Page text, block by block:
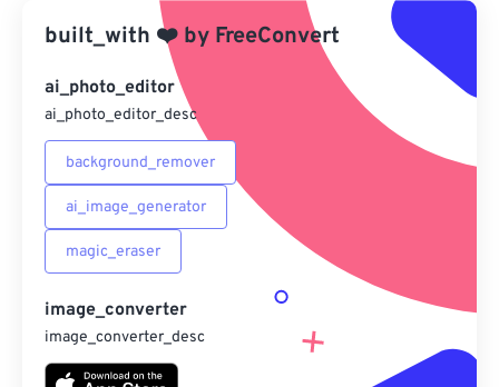
另存為預設
built_with ❤️ by FreeConvert
ai_photo_editor
ai_photo_editor_desc
background_remover
ai_image_generator
magic_eraser
image_converter
image_converter_desc